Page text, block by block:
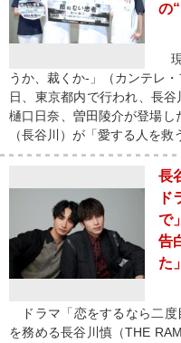
の
うか、裁くか-」（カンテレ
日、東京都内で行われ、長谷
樋口日奈、曽田陵介が登場
（長谷川）が「愛する人を救
長
で
告
た」
ドラマ「恋をするなら二度
を務める長谷川慎（THE